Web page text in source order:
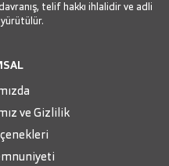
telif hakkı ihlalidir ve adli
ve Gizlilik